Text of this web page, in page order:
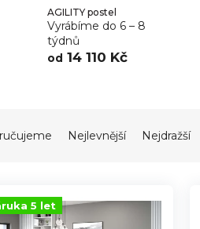
AGILITY postel
Vyrábíme do 6 – 8
týdnů
od 14 110 Kč
Nejlevnější Nejdražší
5 let